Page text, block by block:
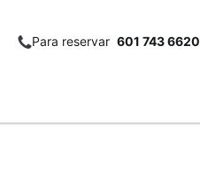
Para reservar 601 743 6620